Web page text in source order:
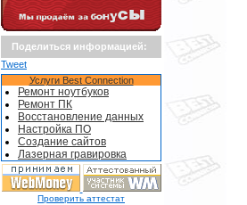
Поделиться информацией:
Tweet
Услуги Best Connection
Ремонт ноутбуков
Ремонт ПК
Восстановление данных
Настройка ПО
Создание сайтов
Лазерная гравировка
Проверить аттестат